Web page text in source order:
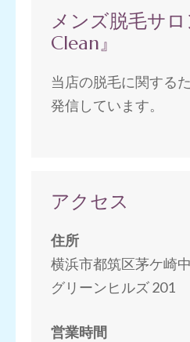
メンズ脱毛サ
Clean』
当店の脱毛に関する
発信しています。
アクセス
住所
横浜市都筑区茅ケ崎
グリーンヒルズ 201
営業時間